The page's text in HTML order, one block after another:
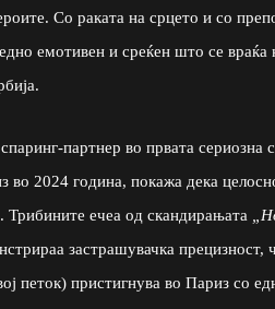
Со раката на срцето и со
емотивен и среќен што се враќа
партнер во првата сериозна
2024 година, покажа дека
ечеа од скандирањата
застрашувачка прецизност,
петок) пристигнува во Париз со